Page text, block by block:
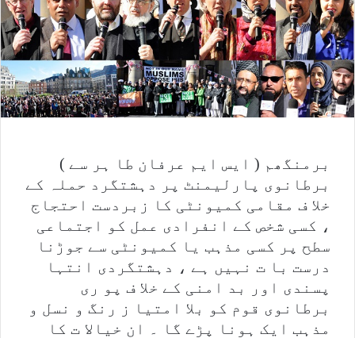
برمنگھم ( ایس ایم عرفان طا ہر سے )
برطانوی پارلیمنٹ پر دہشتگرد حملہ کے
خلا ف مقامی کمیونٹی کا زبردست احتجاج
، کسی شخص کے انفرادی عمل کو اجتماعی
سطح پر کسی مذہب یا کمیونٹی سے جوڑنا
درست با ت نہیں ہے ، دہشتگردی انتہا
پسندی اور بد امنی کے خلا ف پو ری
برطانوی قوم کو بلا امتیا ز رنگ و نسل و
مذہب ایک ہونا پڑے گا ۔ ان خیالا ت کا